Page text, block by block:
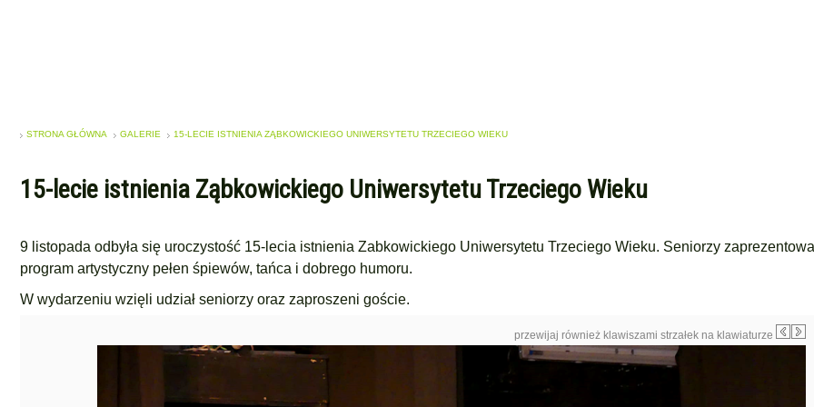
STRONA GŁÓWNA GALERIE 15-LECIE ISTNIENIA ZĄBKOWICKIEGO UNIWERSYTETU TRZECIEGO WIEKU
15-lecie istnienia Ząbkowickiego Uniwersytetu Trzeciego Wieku
9 listopada odbyła się uroczystość 15-lecia istnienia Zabkowickiego Uniwersytetu Trzeciego Wieku. Seniorzy
program artystyczny pełen śpiewów, tańca i dobrego humoru.
W wydarzeniu wzięli udział seniorzy oraz zaproszeni goście.
przewijaj również klawiszami strzałek na klawiaturze